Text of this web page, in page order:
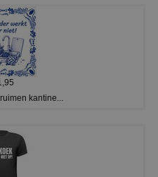
kantine...